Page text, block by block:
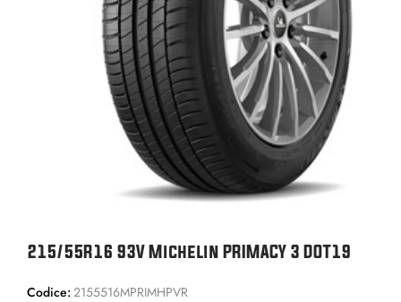
215/55R16 93V Michelin PRIMACY 3 DOT19
Codice: 2155516MPRIMHPVR